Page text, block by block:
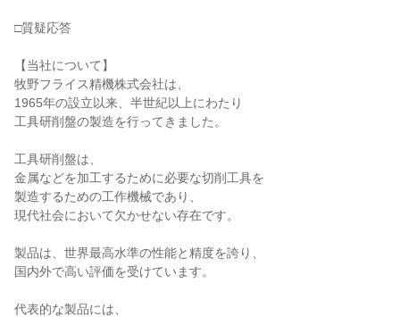
□質疑応答
【当社について】
牧野フライス精機株式会社は、
1965年の設立以来、半世紀以上にわたり
工具研削盤の製造を行ってきました。
工具研削盤は、
金属などを加工するために必要な切削工具を
製造するための工作機械であり、
現代社会において欠かせない存在です。
製品は、世界最高水準の性能と精度を誇り、
国内外で高い評価を受けています。
代表的な製品には、